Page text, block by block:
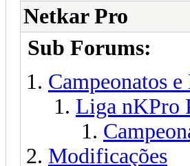
Netkar Pro
Sub Forums:
Campeonatos
Liga nKPro
Modificações